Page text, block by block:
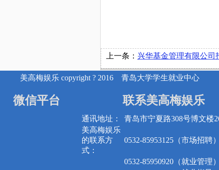
上一条： 兴华基金管理有限公司
美高梅娱乐 copyright ? 2016 青岛大学学生就业中心
微信平台 联系美高梅娱乐
通讯地址：
青岛市宁夏路308号博文楼
美高梅娱乐
的联系方
式：
0532-85953125（市场招聘
0532-85950920（就业管理